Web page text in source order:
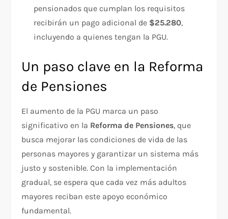
pensionados que cumplan los requisitos
recibirán un pago adicional de $25.280,
incluyendo a quienes tengan la PGU.
Un paso clave en la Reforma
de Pensiones
El aumento de la PGU marca un paso
significativo en la Reforma de Pensiones, que
busca mejorar las condiciones de vida de las
personas mayores y garantizar un sistema más
justo y sostenible. Con la implementación
gradual, se espera que cada vez más adultos
mayores reciban este apoyo económico
fundamental.